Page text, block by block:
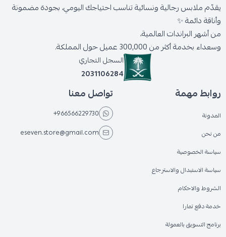
يقدّم ملابس رجالية ونسائية تناسب احتياجك اليومي، بجودة مضمونة
وأناقة دائمة ✨
من أشهر البراندات العالمية،
وسعداء بخدمة أكثر من 300,000 عميل حول المملكة.
السجل التجاري
2031106284
روابط مهمة
المدونة
من نحن
سياسة الخصوصية
سياسة الاستبدال والاسترجاع
الشروط والاحكام
خدمة دفع تمارا
برنامج التسويق بالعمولة
تواصل معنا
+966566229730
eseven.store@gmail.com